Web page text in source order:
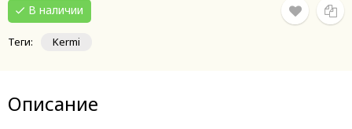
В наличии
Теги: Kermi
Описание